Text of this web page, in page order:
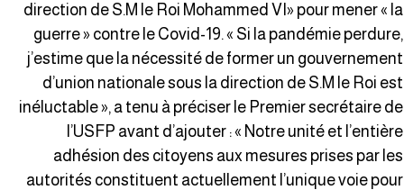
direction de S.M le Roi Mohammed VI» pour mener «
guerre » contre le Covid-19. « Si la pandémie
j’estime que la nécessité de former un
d’union nationale sous la direction de S.M le Roi
inéluctable », a tenu à préciser le Premier secrétaire
l’USFP avant d’ajouter : « Notre unité et
adhésion des citoyens aux mesures prises par
autorités constituent actuellement l’unique voie